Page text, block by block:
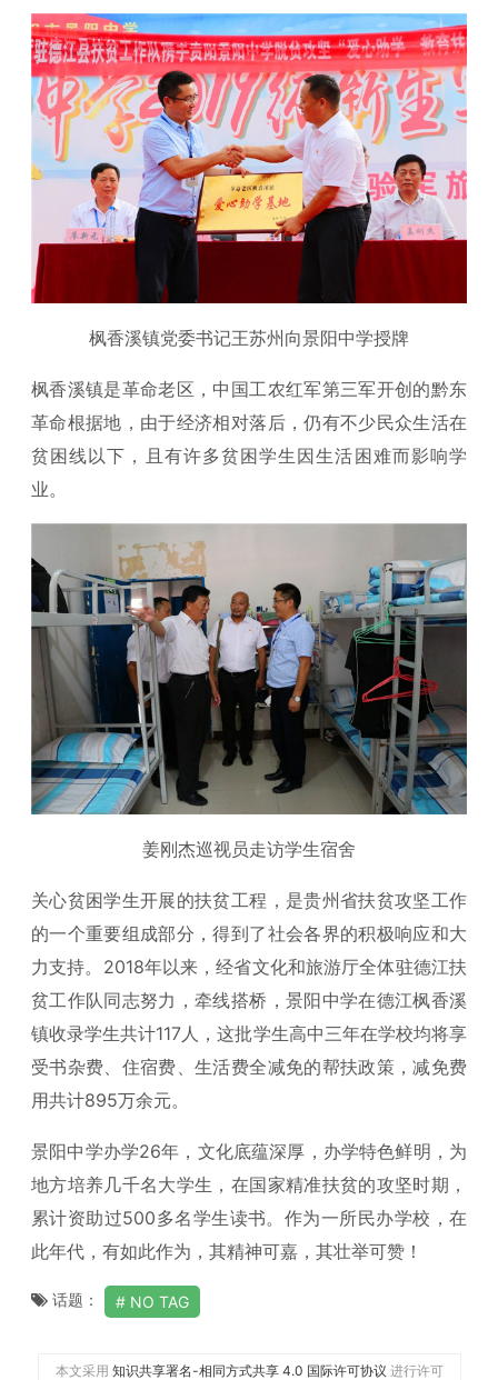
枫香溪镇党委书记王苏州向景阳中学授牌
枫香溪镇是革命老区，中国工农红军第三军开创的黔东
革命根据地，由于经济相对落后，仍有不少民众生活在
贫困线以下，且有许多贫困学生因生活困难而影响学
业。
姜刚杰巡视员走访学生宿舍
关心贫困学生开展的扶贫工程，是贵州省扶贫攻坚工作
的一个重要组成部分，得到了社会各界的积极响应和大
力支持。2018年以来，经省文化和旅游厅全体驻德江扶
贫工作队同志努力，牵线搭桥，景阳中学在德江枫香溪
镇收录学生共计117人，这批学生高中三年在学校均将享
受书杂费、住宿费、生活费全减免的帮扶政策，减免费
用共计895万余元。
景阳中学办学26年，文化底蕴深厚，办学特色鲜明，为
地方培养几千名大学生，在国家精准扶贫的攻坚时期，
累计资助过500多名学生读书。作为一所民办学校，在
此年代，有如此作为，其精神可嘉，其壮举可赞！
话题： NO TAG
本文采用 知识共享署名-相同方式共享 4.0 国际许可协议 进行许可